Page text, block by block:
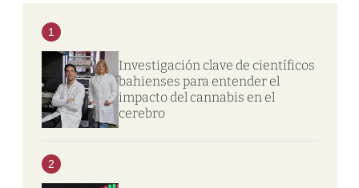
1
Investigación clave de científicos
bahienses para entender el
impacto del cannabis en el
cerebro
2